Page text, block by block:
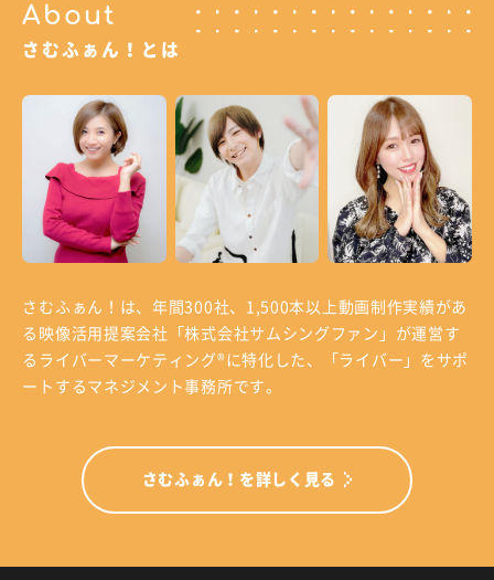
About
さむふぁん！とは
さむふぁん！は、年間300社、1,500本以上動画制作実績があ
る 映像活用提案会社「株式会社サムシングファン」が運営す
る ライバーマーケティング®に特化した、「ライバー」をサポ
ートするマネジメント事務所です。
さむふぁん！を詳しく見る